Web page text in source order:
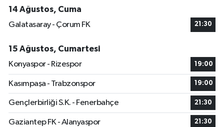
14 Ağustos, Cuma
Galatasaray - Çorum FK
21:30
15 Ağustos, Cumartesi
Konyaspor - Rizespor
19:00
Kasımpaşa - Trabzonspor 19:00
Gençlerbirliği S.K. - Fenerbahçe 21:30
Gaziantep FK - Alanyaspor 21:30